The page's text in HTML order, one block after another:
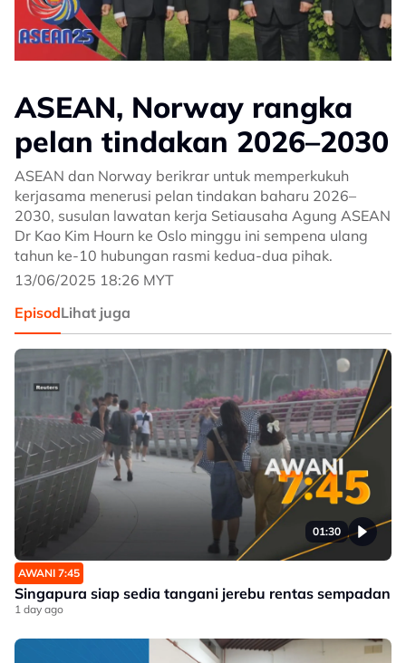
ASEAN, Norway rangka
pelan tindakan 2026–2030
ASEAN dan Norway berikrar untuk memperkukuh
kerjasama menerusi pelan tindakan baharu 2026–
2030, susulan lawatan kerja Setiausaha Agung ASEAN
Dr Kao Kim Hourn ke Oslo minggu ini sempena ulang
tahun ke-10 hubungan rasmi kedua-dua pihak.
13/06/2025 18:26 MYT
EpisodLihat juga
01:30
AWANI 7:45
Singapura siap sedia tangani jerebu rentas sempadan
1 day ago